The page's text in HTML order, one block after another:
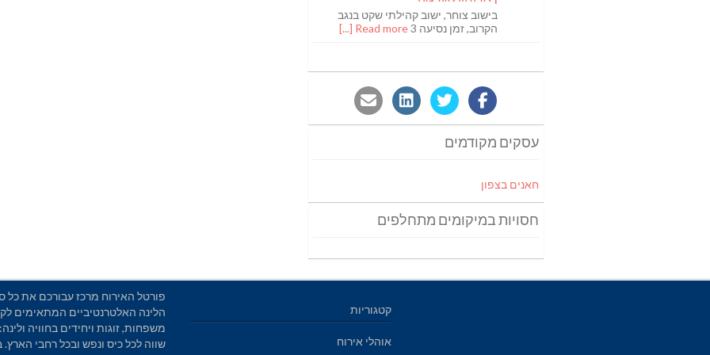
בישוב צוחר, ישוב קהילתי שקט בנגב
הקרוב, זמן נסיעה 3
Read more [...]
עסקים מקודמים
חאנים בצפון
חסויות במיקומים מתחלפים
פורטל האירוח מרכז עבורכם את כל
הלינה האלטרנטיביים המתאימים
משפחות, זוגות ויחידים בחוויה
שווה לכל כיס ונפש ובכל רחבי הארץ.
קטגוריות
אוהלי אירוח